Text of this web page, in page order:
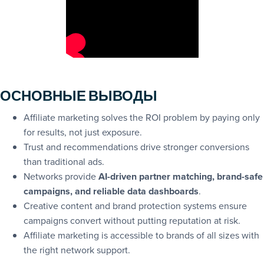
ОСНОВНЫЕ ВЫВОДЫ
Affiliate marketing solves the ROI problem by paying only
for results, not just exposure.
Trust and recommendations drive stronger conversions
than traditional ads.
Networks provideAI-driven partner matching, brand-safe
campaigns, and reliable data dashboards.
Creative content and brand protection systems ensure
campaigns convert without putting reputation at risk.
Affiliate marketing is accessible to brands of all sizes with
the right network support.